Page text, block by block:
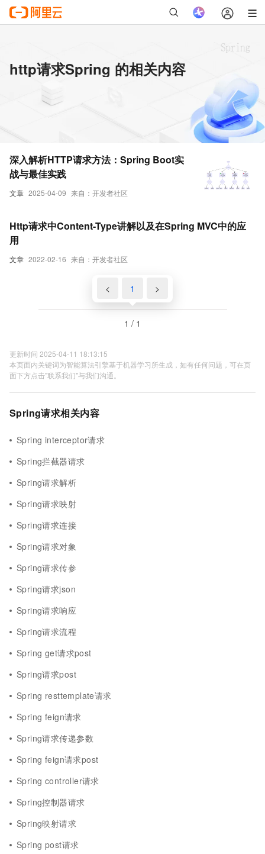
http请求Spring 的相关内容
文章 2025-04-09 来自：开发者社区
深入解析HTTP请求方法：Spring Boot实
战与最佳实践
文章 2022-02-16 来自：开发者社区
Http请求中Content-Type讲解以及在Spring MVC中的应
用
< 1 >
1 / 1
更新时间 2025-04-11 18:13:15
本页面内关键词为智能算法引擎基于机器学习所生成，如有任何问题，可在页
面下方点击"联系我们"与我们沟通。
Spring请求相关内容
Spring interceptor请求
Spring拦截器请求
Spring请求解析
Spring请求映射
Spring请求连接
Spring请求对象
Spring请求传参
Spring请求json
Spring请求响应
Spring请求流程
Spring get请求post
Spring请求post
Spring resttemplate请求
Spring feign请求
Spring请求传递参数
Spring feign请求post
Spring controller请求
Spring控制器请求
Spring映射请求
Spring post请求